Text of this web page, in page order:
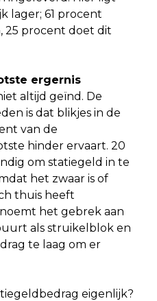
lager; 61 procent
25 procent doet dit
ergernis
altijd geïnd. De
is dat blikjes in de
van de
hinder ervaart. 20
om statiegeld in te
het zwaar is of
thuis heeft
het gebrek aan
als struikelblok en
te laag om er
eigenlijk?